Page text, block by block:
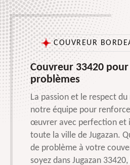
COUVREUR
Couvreur 33420
problèmes
La passion et le respect
notre équipe pour
œuvrer avec perfection et
toute la ville de Jugazan.
de problème à votre
soyez dans Jugazan